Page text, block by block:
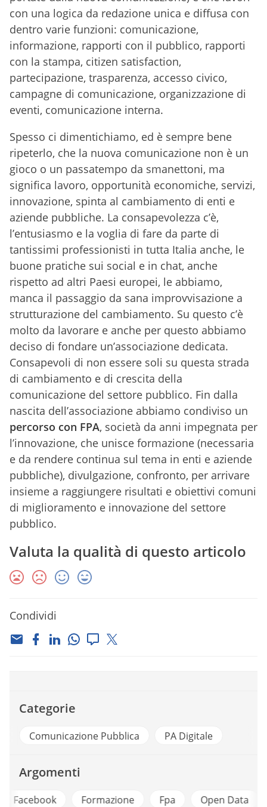
con una logica da redazione unica e diffusa con
dentro varie funzioni: comunicazione,
informazione, rapporti con il pubblico, rapporti
con la stampa, citizen satisfaction,
partecipazione, trasparenza, accesso civico,
campagne di comunicazione, organizzazione di
eventi, comunicazione interna.
Spesso ci dimentichiamo, ed è sempre bene
ripeterlo, che la nuova comunicazione non è un
gioco o un passatempo da smanettoni, ma
significa lavoro, opportunità economiche, servizi,
innovazione, spinta al cambiamento di enti e
aziende pubbliche. La consapevolezza c’è,
l’entusiasmo e la voglia di fare da parte di
tantissimi professionisti in tutta Italia anche, le
buone pratiche sui social e in chat, anche
rispetto ad altri Paesi europei, le abbiamo,
manca il passaggio da sana improvvisazione a
strutturazione del cambiamento. Su questo c’è
molto da lavorare e anche per questo abbiamo
deciso di fondare un’associazione dedicata.
Consapevoli di non essere soli su questa strada
di cambiamento e di crescita della
comunicazione del settore pubblico. Fin dalla
nascita dell’associazione abbiamo condiviso un
percorso con FPA, società da anni impegnata per
l’innovazione, che unisce formazione (necessaria
e da rendere continua sul tema in enti e aziende
pubbliche), divulgazione, confronto, per arrivare
insieme a raggiungere risultati e obiettivi comuni
di miglioramento e innovazione del settore
pubblico.
Valuta la qualità di questo articolo
Condividi
Categorie
Comunicazione Pubblica PA Digitale
Argomenti
Formazione Fpa Open Data Pa Social